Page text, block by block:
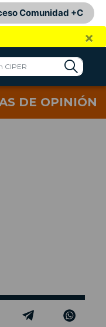
Comunidad +C
×
DE OPINIÓN